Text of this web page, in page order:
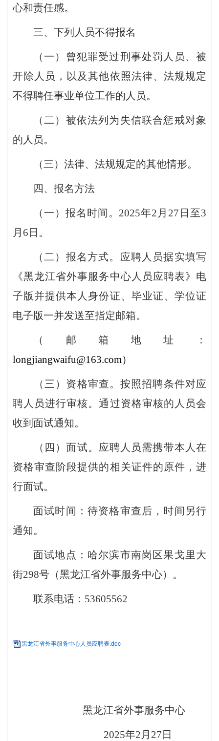
心和责任感。
三、下列人员不得报名
（一）曾犯罪受过刑事处罚人员、被
开除人员，以及其他依照法律、法规规定
不得聘任事业单位工作的人员。
（二）被依法列为失信联合惩戒对象
的人员。
（三）法律、法规规定的其他情形。
四、报名方法
（一）报名时间。2025年2 月 27 日至3
月6 日。
（二）报名方式。应聘人员据实填写
《黑龙江省外事服务中心人员应聘表》电
子版并提供本人身份证、毕业证、 学位证
电子版一并发送至指定邮箱。
（邮箱地址：
longjiangwaifu@163.com）
（三）资格审查。按照招聘条件对应
聘人员进行审核。通过资格审核的人员会
收到面试通知。
（四）面试。应聘人员需携带本人在
资格审查阶段提供的相关证件的原件，进
行面试。
面试时间： 待资格审查后，时间另行
通知。
面试地点：哈尔滨市南岗区果戈里大
街298号（黑龙江省外事服务中心）。
联系电话：53605562
黑龙江省外事服务中心人员应聘表.doc
黑龙江省外事服务中心
2025年2月 27 日